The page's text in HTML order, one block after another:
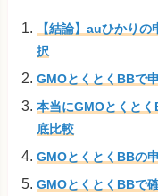
【結論】auひかり
択
GMOとくとくBBで
本当にGMOとくと
底比較
GMOとくとくBBの
GMOとくとくBBで